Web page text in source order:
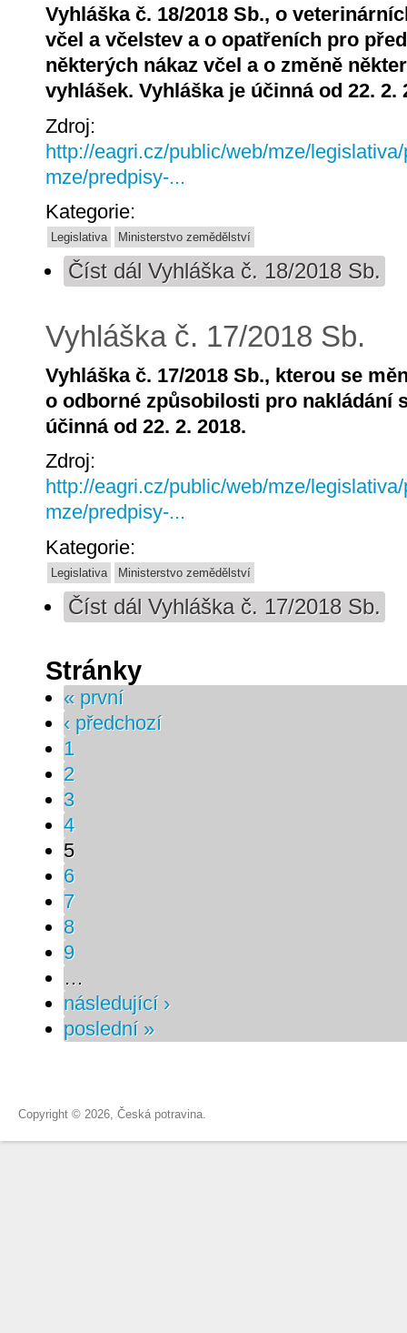
Vyhláška č. 18/2018 Sb., o
včel a včelstev a o opatřeních pro
některých nákaz včel a o změně
vyhlášek. Vyhláška je účinná od 22. 2.
Zdroj:
http://eagri.cz/public/web/mze/
mze/predpisy-...
Kategorie:
Legislativa Ministerstvo zemědělství
Číst dál Vyhláška č. 18/2018 Sb.
Vyhláška č. 17/2018 Sb.
Vyhláška č. 17/2018 Sb., kterou se
o odborné způsobilosti pro nakládání
účinná od 22. 2. 2018.
Zdroj:
http://eagri.cz/public/web/mze/
mze/predpisy-...
Kategorie:
Legislativa Ministerstvo zemědělství
Číst dál Vyhláška č. 17/2018 Sb.
Stránky
« první
‹ předchozí
1
2
3
4
5
6
7
8
9
…
následující ›
poslední »
Copyright © 2026, Česká potravina.